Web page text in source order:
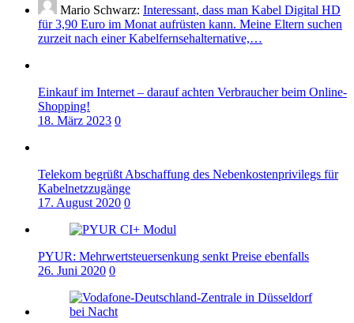
Mario Schwarz: Interessant, dass man Kabel Digital HD
für 3,90 Euro im Monat aufrüsten kann. Meine Eltern suchen
zurzeit nach einer Kabelfernsehalternative,…
Einkauf im Internet – darauf achten Verbraucher beim Online-
Shopping!
18. März 2023 0
Telekom begrüßt Abschaffung des Nebenkostenprivilegs für
Kabelnetzzugänge
17. August 2020 0
PYUR: Mehrwertsteuersenkung senkt Preise ebenfalls
26. Juni 2020 0